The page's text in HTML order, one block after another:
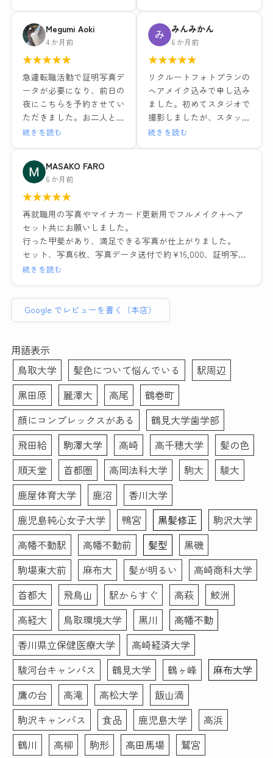
ある中で、こちらのお店で
お世話になりました。結果
的にとても満足しました。
1組ごとの撮影で落ち着い
た環境と、ヘアメイクや撮
影も担当の方がとても丁寧
な対応でした。レタッチも
その場で説明を受けながら
多く頂けました。お二人に
感謝の気持ちでいっぱいで
す。
類のデータと写真6枚で
15,979円（税込）
ヘアメイクも撮影もレタッ
チも全て大満足でした！！
最近よくある就活写真専門
のチェーン店とは一つ一つ
の工程の丁寧さが全然違い
くださるので、他店でガッ
カリした経験がある方には
是非おすすめしたい。
わたしのように撮り直しで
素敵な写真を作成いただ
した。
Megumi Aoki
4 か月前
★★★★★
急遽転職活動で証明写真デ
ータが必要になり、前日の
夜にこちらを予約させてい
ただきました。お二人とも
とても優しい方でメイクも
はそのまま社員証に使って
も問題ないくらい綺麗に仕
上げていただき、データも
即日送っていただけたので
大変助かりました。
ノーメイクで、と準備のと
ころに記載されてましたが
どうしても眉だけは描いて
までも大丈夫ですよ〜と優
しく仰ってくださったの
けることに抵抗ある女性が
いらっしゃいましたらすぐ
落とせる最低限のメイク
(眉描くだけ等)はしても大
丈夫だと思います。(私は
メイク前にすぐ眉ラインを
クレンジングシートで落と
しました)
また、メイク＆ヘアセット
もお任せでとにかく納得の
いく写真が欲しい！という
場合は1時間以上かけてが
っつりやってくださるので
撮影後に予定入れる場合は
余裕もった方がいいと思い
ました！
こちらのお写真を提出して
転職活動頑張ります！あり
がとうございました！
続きを読む
みんみかん
6 か月前
★★★★★
リクルートフォトプランの
ヘアメイク込みで申し込み
ました。初めてスタジオで
撮影しましたが、スタッフ
の方が笑顔で話しやすい雰
にも答えていただきとても
撮影の時に顔の角度や傾
き、服や髪の毛の乱れなど
なりました。修正も細かい
ところまで丁寧に手作業で
した。写真を選ぶ際や表情
などのアドバイスもあった
ので初めての方にもおすす
めです。データも複数背景
のもの、修正あり・なしの
もの、シールでいただける
ので助かりました。この度
はありがとうございまし
た！！
続きを読む
MASAKO FARO
6 か月前
★★★★★
再就職用の写真やマイナカード更新用でフルメイク+ヘア
セット共にお願いしました。
行った甲斐があり、満足できる写真が仕上がりました。
セット、写真6枚、写真データ送付で約¥16,000、証明写真
のボックスに入って撮れば数百円・・・決して安くはあり
普段被写体になることがなく、スーツ姿になる事も滅多に
ました。
そのような者でも、メイクさんとカメラマンさんお二方は
丁寧に話を聞き出し、素敵な写真を撮りましょうと寄り添
って下さいました。
メイクは特別な事はなく、けれどどう写り込むかを計算し
たプロのメイクアップです。せっかくキチンと撮影しても
らうなら、下手に素人が手を入れるより、プロにやっても
らう方がより満足度が高い写真が出来るかもと思いお願い
したのですが、正解でした。
撮影後、要すれば修整してもらえます。カメラマンさんと
相談しつつ、写真画像を見つつ修整していくので、不安な
く仕上がりました。
写真だけで当落が決まるとは思いません。しかし今回キチ
ンと写真を撮ってもらった事が、思いのほか自分を客観的
に振り返るきっかけとなりました。そういった副次的なこ
とも含め、「リクルート写真」はオススメできると思いま
す。ありがとうございました。
続きを読む
Google でレビューを書く（本店）
用語表示
鳥取大学
髪色について悩んでいる
駅周辺
黒田原
麗澤大 高尾
鶴巻町
顔にコンプレックスがある
鶴見大学歯学部
飛田給
駒澤大学 高崎 高千穂大学
髪の色
順天堂
首都圏 高岡法科大学 駒大
駿大
鹿屋体育大学
鹿沼
香川大学
鹿児島純心女子大学
鴨宮 黒髪修正
駒沢大学
高幡不動駅
高幡不動前 髪型
黒磯
駒場東大前
麻布大 髪が明るい
高崎商科大学
首都大
飛鳥山 駅からすぐ 高萩
鮫洲
高経大
鳥取環境大学 黒川
高幡不動
香川県立保健医療大学
高崎経済大学
駿河台キャンパス
鶴見大学 鶴ヶ峰
麻布大学
鷹の台
高滝 高松大学
飯山満
駒沢キャンパス
食品 鹿児島大学
高浜
鶴川
高柳 駒形 高田馬場
鷲宮